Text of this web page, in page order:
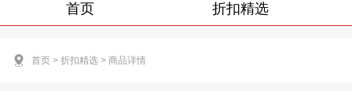
首页 折扣精选
首页 > 折扣精选 > 商品详情